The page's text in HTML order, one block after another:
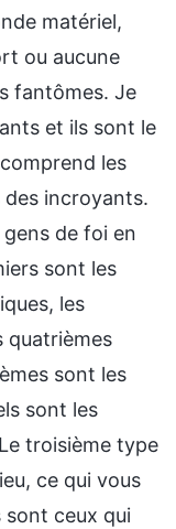
matériel,
ou aucune
fantômes. Je
et ils sont le
les
incroyants.
de foi en
sont les
les
quatrièmes
sont les
sont les
troisième type
ce qui vous
ceux qui